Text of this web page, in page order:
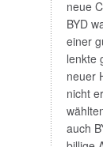
neue
BYD
einer
lenkte
neuer
nicht
auch